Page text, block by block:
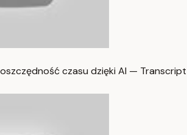
czasu dzięki AI — Transcript